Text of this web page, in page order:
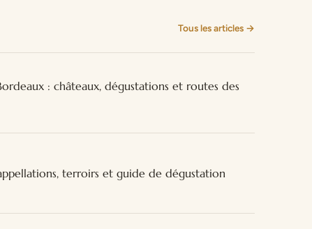
Tous les articles →
: châteaux, dégustations et routes des
terroirs et guide de dégustation